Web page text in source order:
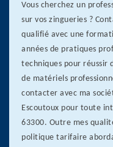
Vous cherchez un
sur vos zingueries ?
qualifié avec une
années de pratiques
techniques pour réussir
de matériels
contacter avec ma
Escoutoux pour toute
63300. Outre mes
politique tarifaire